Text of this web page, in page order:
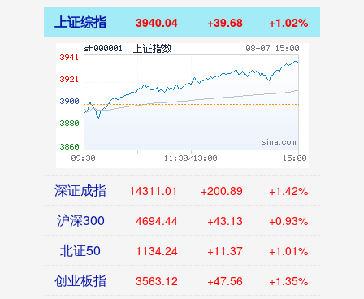
上证综指 3940.04 +39.68 +1.02%
深证成指 14311.01 +200.89 +1.42%
沪深300 4694.44 +43.13 +0.93%
北证50 1134.24 +11.37 +1.01%
创业板指 3563.12 +47.56 +1.35%